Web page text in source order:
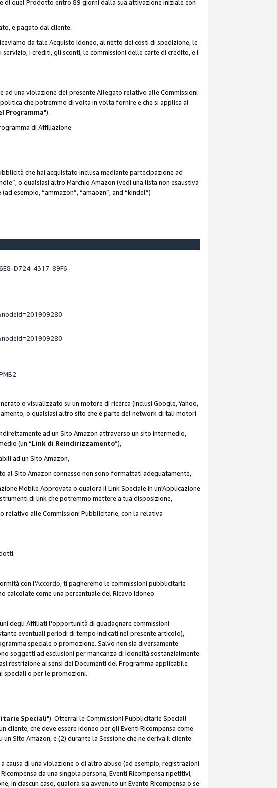
quel Prodotto entro 89 giorni dalla sua attivazione iniziale con
e pagato dal cliente.
da tale Acquisto Idoneo, al netto dei costi di spedizione, le
i crediti, gli sconti, le commissioni delle carte di credito, e i
ad una violazione del presente Allegato relativo alle Commissioni
che potremmo di volta in volta fornire e che si applica al
Programma").
di Affiliazione:
che hai acquistato inclusa mediante partecipazione ad
o qualsiasi altro Marchio Amazon (vedi una lista non esaustiva
esempio, “ammazon”, “amaozn”, and “kindel”)
D724-4317-89F6-
o visualizzato su un motore di ricerca (inclusi Google, Yahoo,
o qualsiasi altro sito che è parte del network di tali motori
ad un Sito Amazon attraverso un sito intermedio,
(un “Link di Reindirizzamento”),
ad un Sito Amazon,
al Sito Amazon connesso non sono formattati adeguatamente,
Mobile Approvata o qualora il Link Speciale in un'Applicazione
di link che potremmo mettere a tua disposizione,
relativo alle Commissioni Pubblicitarie, con la relativa
con l'Accordo, ti pagheremo le commissioni pubblicitarie
calcolate come una percentuale del Ricavo Idoneo.
degli Affiliati l'opportunità di guadagnare commissioni
eventuali periodi di tempo indicati nel presente articolo),
speciale o promozione. Salvo non sia diversamente
soggetti ad esclusioni per mancanza di idoneità sostanzialmente
restrizione ai sensi dei Documenti del Programma applicabile
speciali o per le promozioni.
Speciali"). Otterrai le Commissioni Pubblicitarie Speciali
cliente, che deve essere idoneo per gli Eventi Ricompensa come
Sito Amazon, e (2) durante la Sessione che ne deriva il cliente
causa di una violazione o di altro abuso (ad esempio, registrazioni
da una singola persona, Eventi Ricompensa ripetitivi,
in ciascun caso, qualora sia avvenuto un Evento Ricompensa o se